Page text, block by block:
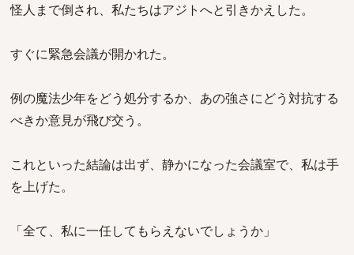
怪人まで倒され、私たちはアジトへと引きかえした。
すぐに緊急会議が開かれた。
例の魔法少年をどう処分するか、あの強さにどう対抗する
べきか意見が飛び交う。
これといった結論は出ず、静かになった会議室で、私は手
を上げた。
「全て、私に一任してもらえないでしょうか」